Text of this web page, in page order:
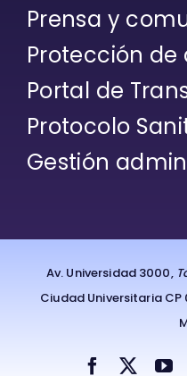
Prensa y
Protección de
Portal de
Protocolo
Gestión
Av. Universidad 3000,
Ciudad Universitaria